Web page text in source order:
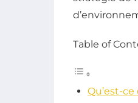
Table of
Qu’est-